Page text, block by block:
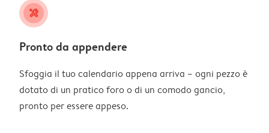
tools
Pronto da appendere
Sfoggia il tuo calendario appena arriva – ogni pezzo è
dotato di un pratico foro o di un comodo gancio,
pronto per essere appeso.